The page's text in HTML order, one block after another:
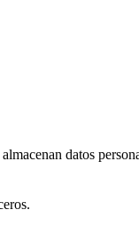
datos